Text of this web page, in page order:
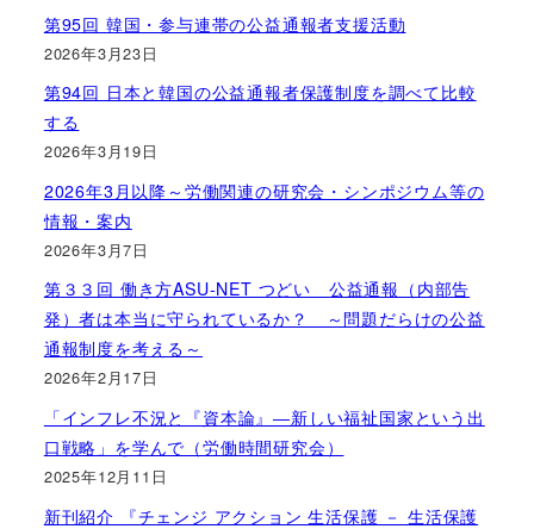
第95回 韓国・参与連帯の公益通報者支援活動
2026年3月23日
第94回 日本と韓国の公益通報者保護制度を調べて比較
する
2026年3月19日
2026年3月以降～労働関連の研究会・シンポジウム等の
情報・案内
2026年3月7日
第３３回 働き方ASU-NET つどい 公益通報（内部告
発）者は本当に守られているか？ ～問題だらけの公益
通報制度を考える～
2026年2月17日
「インフレ不況と『資本論』―新しい福祉国家という出
口戦略」を学んで（労働時間研究会）
2025年12月11日
新刊紹介 『チェンジ アクション 生活保護 － 生活保護